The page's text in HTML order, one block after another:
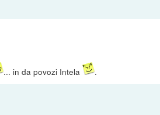
... in da povozi Intela .